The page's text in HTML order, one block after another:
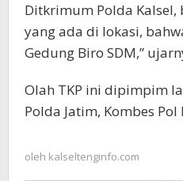
Ditkrimum Polda Kalsel,
yang ada di lokasi,
Gedung Biro SDM,”
Olah TKP ini dipimpim
Polda Jatim, Kombes Pol
oleh kalseltenginfo.com